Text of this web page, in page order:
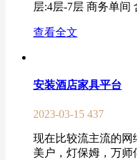
层:4层-7层 商务单间
查看全文
安装酒店家具平台
2023-03-15 437
现在比较流主流的网
美户，灯保姆，万